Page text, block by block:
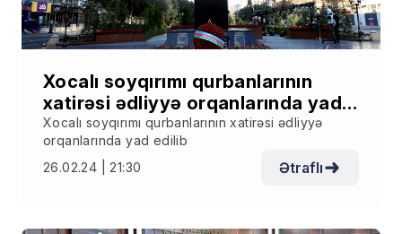
Xocalı soyqırımı qurbanlarının
xatirəsi ədliyyə orqanlarında yad
edilib
Xocalı soyqırımı qurbanlarının xatirəsi ədliyyə
orqanlarında yad edilib
26.02.24 | 21:30
Ətraflı